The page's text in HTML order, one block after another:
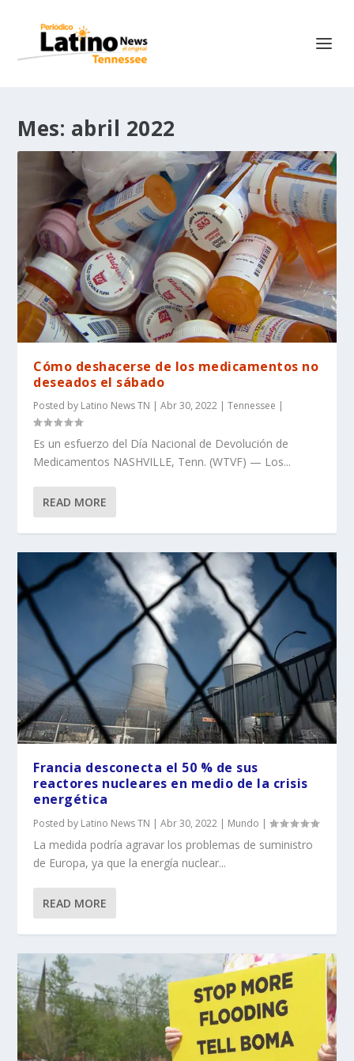
Mes: abril 2022
Cómo deshacerse de los medicamentos no
deseados el sábado
Posted by Latino News TN |Abr 30, 2022 |Tennessee |
Es un esfuerzo del Día Nacional de Devolución de
Medicamentos NASHVILLE, Tenn. (WTVF) — Los...
READ MORE
Francia desconecta el 50 % de sus
reactores nucleares en medio de la crisis
energética
Posted by Latino News TN |Abr 30, 2022 | Mundo |
La medida podría agravar los problemas de suministro
de Europa, ya que la energía nuclear...
READ MORE